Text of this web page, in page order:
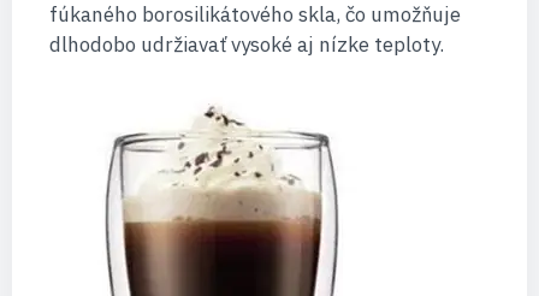
fúkaného borosilikátového skla, čo umožňuje
dlhodobo udržiavať vysoké aj nízke teploty.